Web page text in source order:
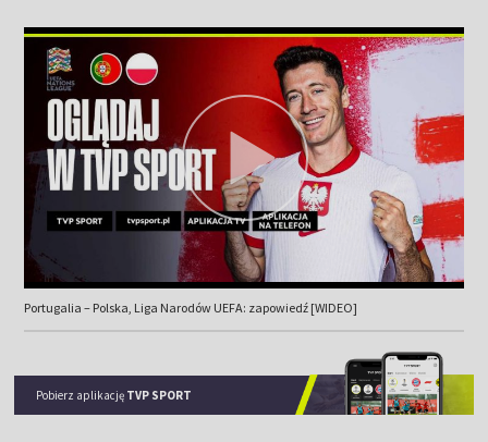
Portugalia – Polska, Liga Narodów UEFA: zapowiedź [WIDEO]
Pobierz aplikację TVP SPORT